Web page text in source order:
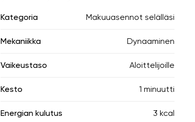
Kategoria Makuuasennot selälläsi
Mekaniikka Dynaaminen
Vaikeustaso Aloittelijoille
Kesto 1 minuutti
Energian kulutus 3 kcal